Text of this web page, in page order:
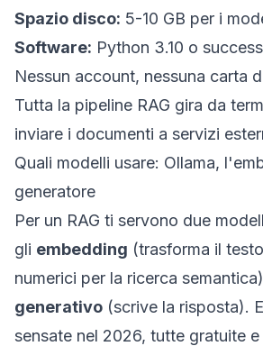
Spazio disco: 5-10 GB per i
Software: Python 3.10 o
Nessun account, nessuna carta
Tutta la pipeline RAG gira da
inviare i documenti a servizi
Quali modelli usare: Ollama,
generatore
Per un RAG ti servono due
gli embedding (trasforma il
numerici per la ricerca
generativo (scrive la risposta).
sensate nel 2026, tutte gratuite e